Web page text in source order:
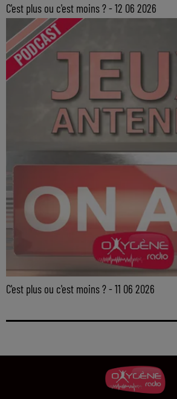
C'est plus ou c'est moins ? - 12 06 2026
C'est plus ou c'est moins ? - 11 06 2026